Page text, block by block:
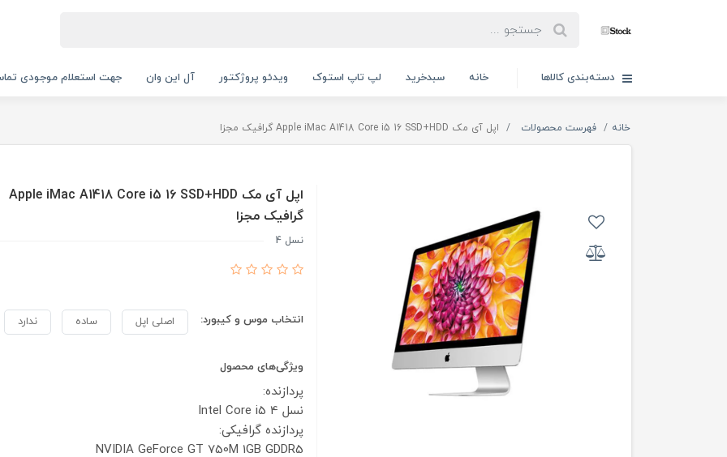
دسته‌بندی کالاها خانه سبدخرید لپ تاپ استوک ویدئو پروژکتور آل این وان جهت استعلام موجودی تماس
خانه فهرست محصولات اپل آی مک Apple iMac A1418 Core i5 16 SSD+HDD گرافیک مجزا
اپل آی مک Apple iMac A1418 Core i5 16 SSD+HDD
گرافیک مجزا
نسل 4
انتخاب موس و کیبورد: اصلی اپل ساده ندارد
ویژگی‌های محصول
پردازنده:
نسل 4 Intel Core i5
پردازنده گرافیکی:
NVIDIA GeForce GT 750M 1GB GDDR5